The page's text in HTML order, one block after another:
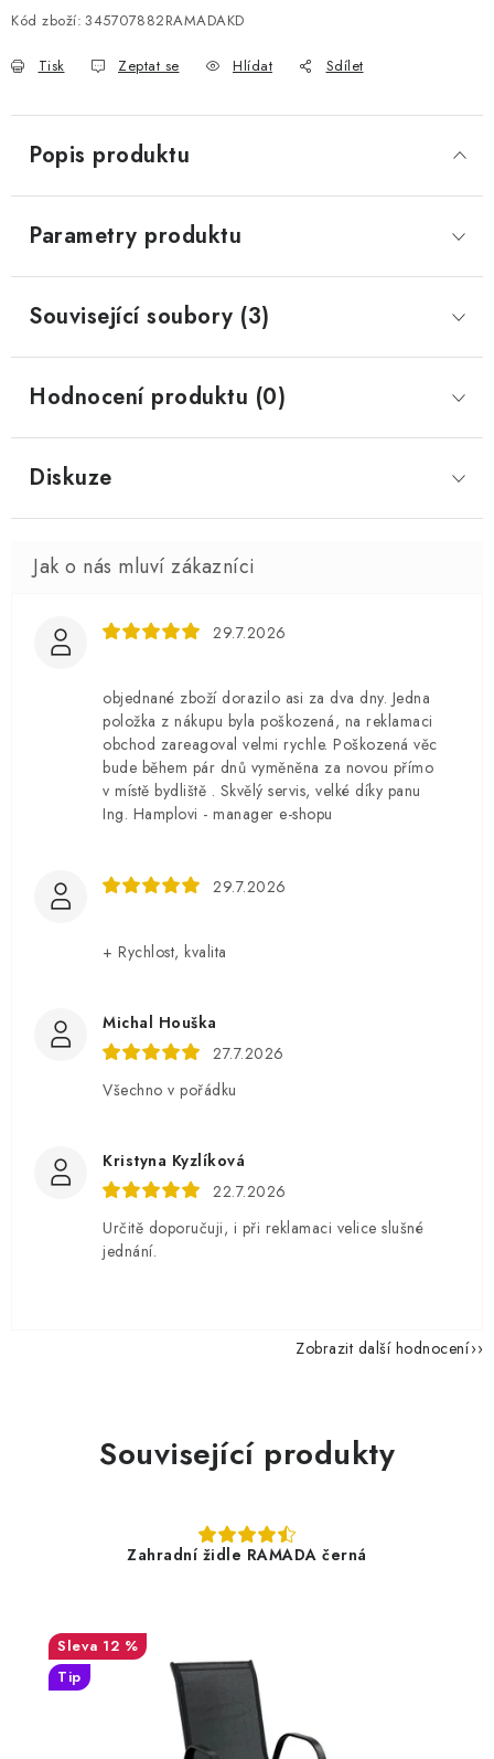
Kód zboží: 345707882RAMADAKD
Tisk Zeptat se Hlídat Sdílet
Popis produktu
Parametry produktu
Související soubory (3)
Hodnocení produktu (0)
Diskuze
29.7.2026
objednané zboží dorazilo asi za dva dny. Jedna
položka z nákupu byla poškozená, na reklamaci
obchod zareagoval velmi rychle. Poškozená věc
bude během pár dnů vyměněna za novou přímo
v místě bydliště . Skvělý servis, velké díky panu
Ing. Hamplovi - manager e-shopu
29.7.2026
+ Rychlost, kvalita
Michal Houška
27.7.2026
Všechno v pořádku
Kristyna Kyzlíková
22.7.2026
Určitě doporučuji, i při reklamaci velice slušné
jednání.
Zobrazit další hodnocení
Související produkty
Zahradní židle RAMADA černá
12 %
Tip